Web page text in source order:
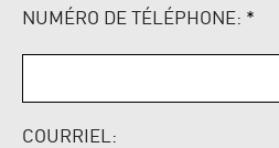
NUMÉRO DE TÉLÉPHONE: *
COURRIEL: